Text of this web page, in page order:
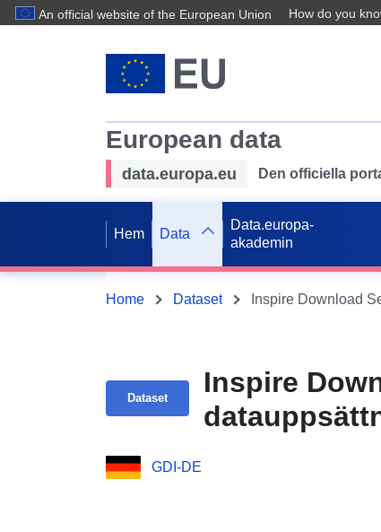
An official website of the European Union How do you
European data
data.europa.eu Den officiella
Hem Data
Data.europa-
akademin
Home Dataset
Dataset
Inspire
GDI-DE